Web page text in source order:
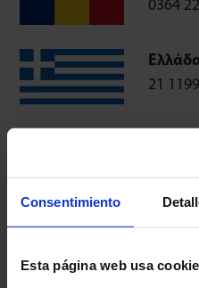
Consentimiento
Esta página web usa
0364
21
Stroud – GL5 3LR –